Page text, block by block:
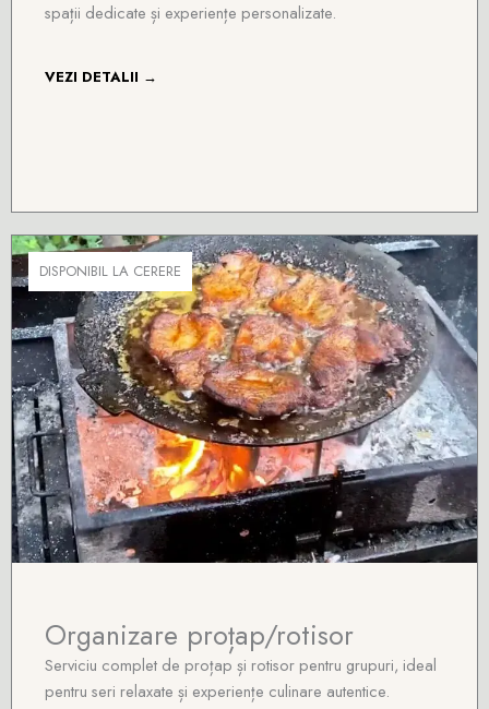
spații dedicate și experiențe personalizate.
VEZI DETALII →
DISPONIBIL LA CERERE
Organizare proțap/rotisor
Serviciu complet de proțap și rotisor pentru grupuri, ideal
pentru seri relaxate și experiențe culinare autentice.